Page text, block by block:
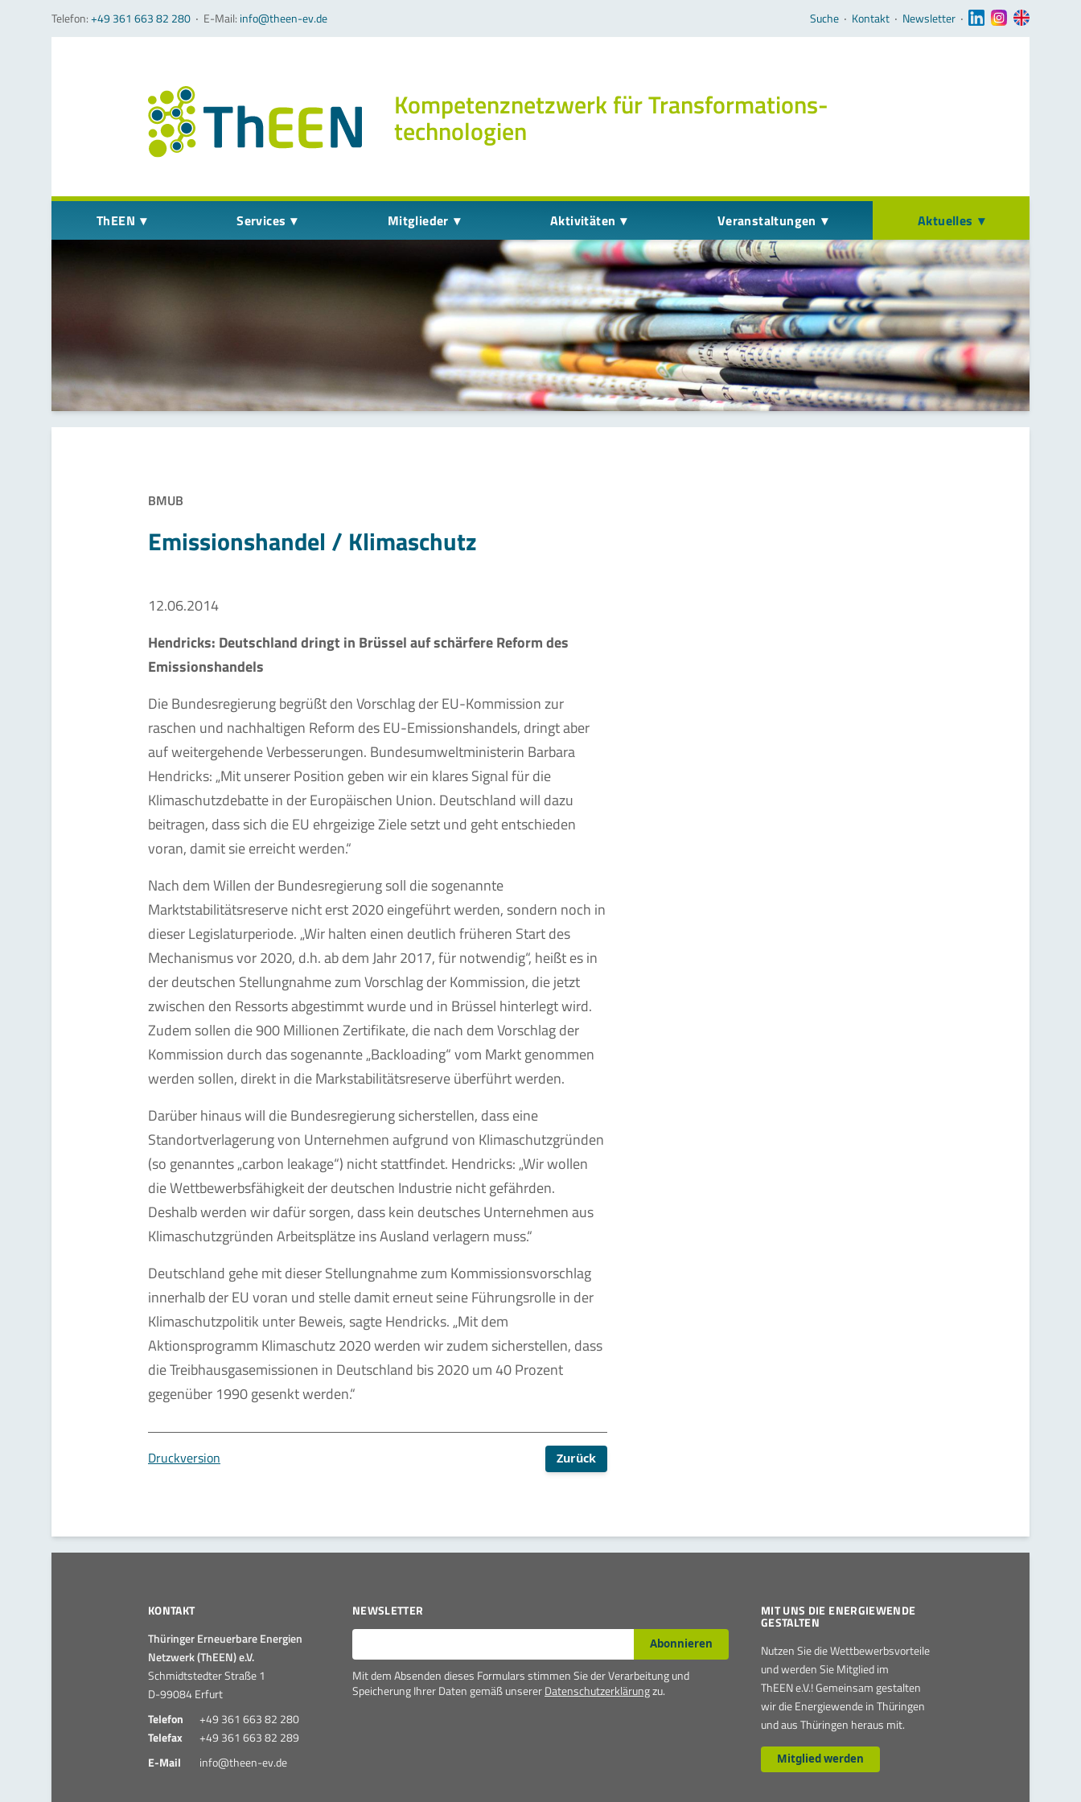
Telefon:+49 361 663 82 280 ‧ E-Mail: info@theen-ev.de Navigation überspringen
Suche ‧ Kontakt ‧ Newsletter ‧
Kompetenz­netzwerk für Transformations­
technologien
Navigation überspringen
ThEEN Services Mitglieder Aktivitäten Veranstaltungen Aktuelles
BMUB
Emissionshandel / Klimaschutz
12.06.2014
Hendricks: Deutschland dringt in Brüssel auf schärfere Reform des
Emissionshandels
Die Bundesregierung begrüßt den Vorschlag der EU-Kommission zur
raschen und nachhaltigen Reform des EU-Emissionshandels, dringt aber
auf weitergehende Verbesserungen. Bundesumweltministerin Barbara
Hendricks: „Mit unserer Position geben wir ein klares Signal für die
Klimaschutzdebatte in der Europäischen Union. Deutschland will dazu
beitragen, dass sich die EU ehrgeizige Ziele setzt und geht entschieden
voran, damit sie erreicht werden.“
Nach dem Willen der Bundesregierung soll die sogenannte
Marktstabilitätsreserve nicht erst 2020 eingeführt werden, sondern noch in
dieser Legislaturperiode. „Wir halten einen deutlich früheren Start des
Mechanismus vor 2020, d.h. ab dem Jahr 2017, für notwendig“, heißt es in
der deutschen Stellungnahme zum Vorschlag der Kommission, die jetzt
zwischen den Ressorts abgestimmt wurde und in Brüssel hinterlegt wird.
Zudem sollen die 900 Millionen Zertifikate, die nach dem Vorschlag der
Kommission durch das sogenannte „Backloading“ vom Markt genommen
werden sollen, direkt in die Markstabilitätsreserve überführt werden.
Darüber hinaus will die Bundesregierung sicherstellen, dass eine
Standortverlagerung von Unternehmen aufgrund von Klimaschutzgründen
(so genanntes „carbon leakage“) nicht stattfindet. Hendricks: „Wir wollen
die Wettbewerbsfähigkeit der deutschen Industrie nicht gefährden.
Deshalb werden wir dafür sorgen, dass kein deutsches Unternehmen aus
Klimaschutzgründen Arbeitsplätze ins Ausland verlagern muss.“
Deutschland gehe mit dieser Stellungnahme zum Kommissionsvorschlag
innerhalb der EU voran und stelle damit erneut seine Führungsrolle in der
Klimaschutzpolitik unter Beweis, sagte Hendricks. „Mit dem
Aktionsprogramm Klimaschutz 2020 werden wir zudem sicherstellen, dass
die Treibhausgasemissionen in Deutschland bis 2020 um 40 Prozent
gegenüber 1990 gesenkt werden.“
Druckversion Zurück
KONTAKT
Thüringer Erneuerbare Energien
Netzwerk (ThEEN) e.V.
Schmidtstedter Straße 1
D-99084 Erfurt
Telefon
+49 361 663 82 280
Telefax
+49 361 663 82 289
E-Mail
info@theen-ev.de
NEWSLETTER
E-Mail* Abonnieren
Mit dem Absenden dieses Formulars stimmen Sie der Verarbeitung und
Speicherung Ihrer Daten gemäß unsererDatenschutzerklärungzu.
MIT UNS DIE ENERGIEWENDE
GESTALTEN
Nutzen Sie die Wettbewerbsvorteile
und werden Sie Mitglied im
ThEEN e.V.! Gemeinsam gestalten
wir die Energiewende in Thüringen
und aus Thüringen heraus mit.
Mitglied werden